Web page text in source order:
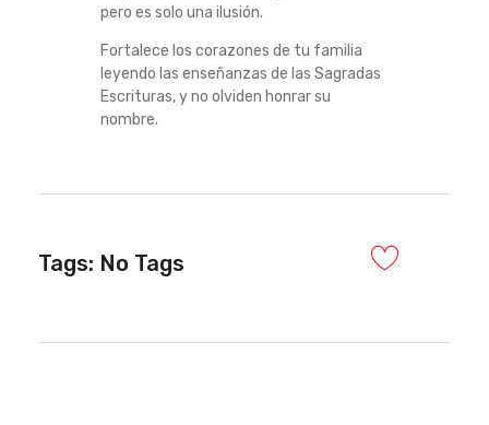
pero es solo una ilusión.
Fortalece los corazones de tu familia
leyendo las enseñanzas de las Sagradas
Escrituras, y no olviden honrar su
nombre.
Tags: No Tags